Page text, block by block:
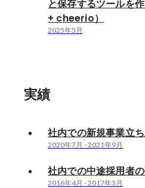
と保存するツールを
+ cheerio）
2025年5月
実績
社内での新規事業立
2020年7月 -2021年9月
社内での中途採用者
2016年4月 -2017年3月